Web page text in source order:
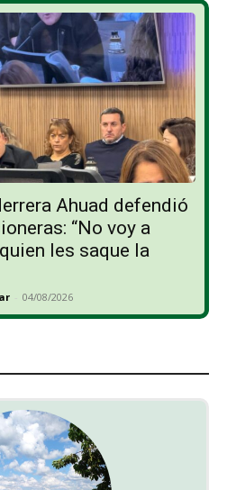
Ahuad defendió
“No voy a
les saque la
- 04/08/2026